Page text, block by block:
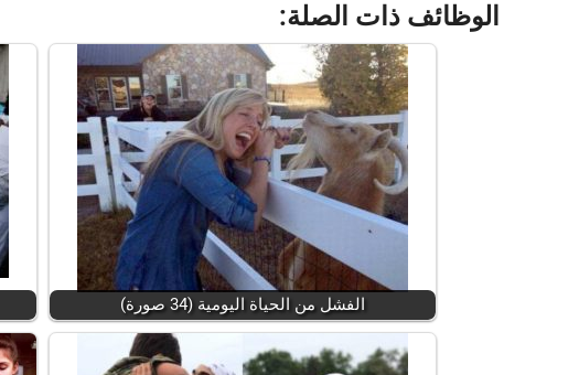
الوظائف ذات الصلة:
الفشل من الحياة اليومية (34 صورة)